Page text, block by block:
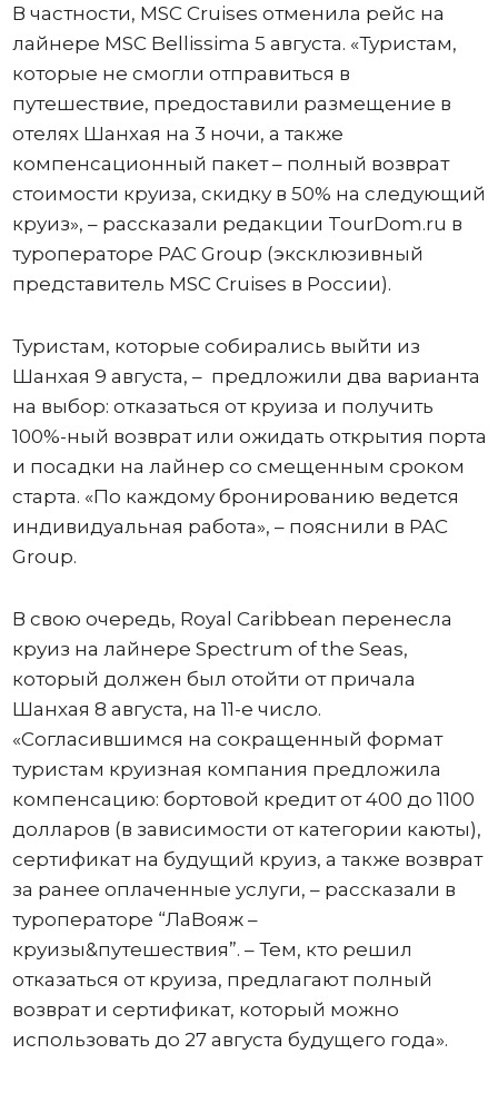
В частности, MSC Cruises отменила рейс на
лайнере MSC Bellissima 5 августа. «Туристам,
которые не смогли отправиться в
путешествие, предоставили размещение в
отелях Шанхая на 3 ночи, а также
компенсационный пакет – полный возврат
стоимости круиза, скидку в 50% на следующий
круиз», – рассказали редакции TourDom.ru в
туроператоре PAC Group (эксклюзивный
представитель MSC Cruises в России).
Туристам, которые собирались выйти из
Шанхая 9 августа, – предложили два варианта
на выбор: отказаться от круиза и получить
100%-ный возврат или ожидать открытия порта
и посадки на лайнер со смещенным сроком
старта. «По каждому бронированию ведется
индивидуальная работа», – пояснили в PAC
Group.
В свою очередь, Royal Caribbean перенесла
круиз на лайнере Spectrum of the Seas,
который должен был отойти от причала
Шанхая 8 августа, на 11-е число.
«Согласившимся на сокращенный формат
туристам круизная компания предложила
компенсацию: бортовой кредит от 400 до 1100
долларов (в зависимости от категории каюты),
сертификат на будущий круиз, а также возврат
за ранее оплаченные услуги, – рассказали в
туроператоре “ЛаВояж –
круизы&путешествия”. – Тем, кто решил
отказаться от круиза, предлагают полный
возврат и сертификат, который можно
использовать до 27 августа будущего года».